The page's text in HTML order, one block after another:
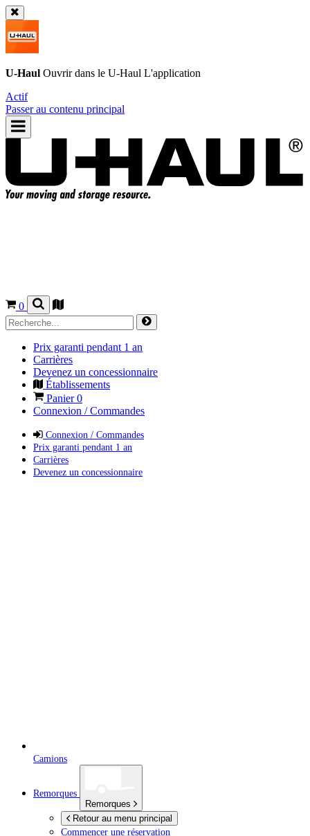
U-Haul Ouvrir dans le U-Haul L'application
Actif
Passer au contenu principal
0
Prix garanti pendant 1 an
Carrières
Devenez un concessionnaire
Établissements
Panier0
Connexion / Commandes
Connexion / Commandes
Prix garanti pendant 1 an
Carrières
Devenez un concessionnaire
Camions
Remorques
Remorques
Retour au menu principal
Commencer une réservation